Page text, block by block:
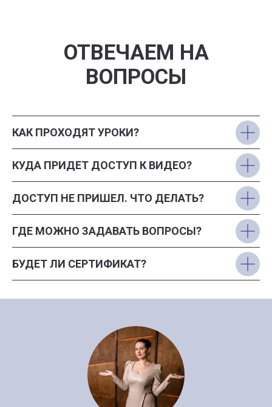
ОТВЕЧАЕМ НА
ВОПРОСЫ
КАК ПРОХОДЯТ УРОКИ?
КУДА ПРИДЕТ ДОСТУП К ВИДЕО?
ДОСТУП НЕ ПРИШЕЛ. ЧТО ДЕЛАТЬ?
ГДЕ МОЖНО ЗАДАВАТЬ ВОПРОСЫ?
БУДЕТ ЛИ СЕРТИФИКАТ?